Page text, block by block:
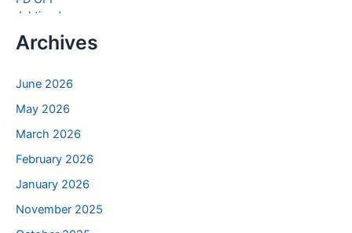
Archives
June 2026
May 2026
March 2026
February 2026
January 2026
November 2025